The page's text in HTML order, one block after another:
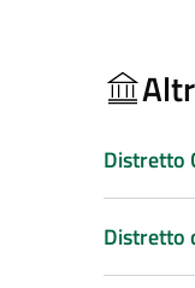
Distretto
Distretto